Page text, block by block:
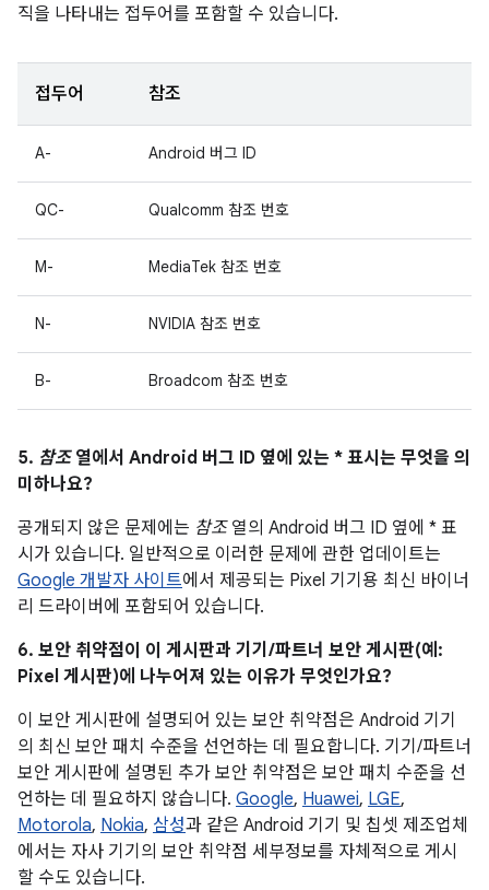
직을 나타내는 접두어를 포함할 수 있습니다.
접두어 참조
A- Android 버그 ID
QC- Qualcomm 참조 번호
M- MediaTek 참조 번호
N- NVIDIA 참조 번호
B- Broadcom 참조 번호
5. 참조열에서 Android 버그 ID 옆에 있는 * 표시는 무엇을 의
미하나요?
공개되지 않은 문제에는 참조열의 Android 버그 ID 옆에 * 표
시가 있습니다. 일반적으로 이러한 문제에 관한 업데이트는
Google 개발자 사이트에서 제공되는 Pixel 기기용 최신 바이너
리 드라이버에 포함되어 있습니다.
6. 보안 취약점이 이 게시판과 기기/파트너 보안 게시판(예:
Pixel 게시판)에 나누어져 있는 이유가 무엇인가요?
이 보안 게시판에 설명되어 있는 보안 취약점은 Android 기기
의 최신 보안 패치 수준을 선언하는 데 필요합니다. 기기/파트너
보안 게시판에 설명된 추가 보안 취약점은 보안 패치 수준을 선
언하는 데 필요하지 않습니다. Google, Huawei, LGE,
Motorola, Nokia, 삼성과 같은 Android 기기 및 칩셋 제조업체
에서는 자사 기기의 보안 취약점 세부정보를 자체적으로 게시
할 수도 있습니다.